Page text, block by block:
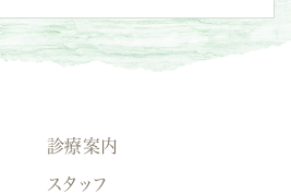
診療案内
スタッフ